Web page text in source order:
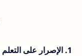
1. الإصرار على التعلم والتطوير